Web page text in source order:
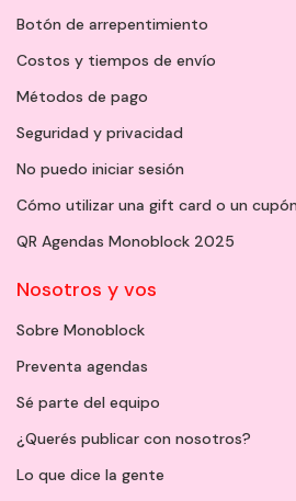
Botón de arrepentimiento
Costos y tiempos de envío
Métodos de pago
Seguridad y privacidad
No puedo iniciar sesión
Cómo utilizar una gift card o un
QR Agendas Monoblock 2025
Nosotros y vos
Sobre Monoblock
Preventa agendas
Sé parte del equipo
¿Querés publicar con nosotros?
Lo que dice la gente